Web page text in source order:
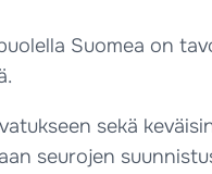
Suomea on
sekä
seurojen